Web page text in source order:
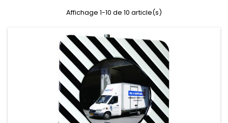
Affichage 1-10 de 10 article(s)